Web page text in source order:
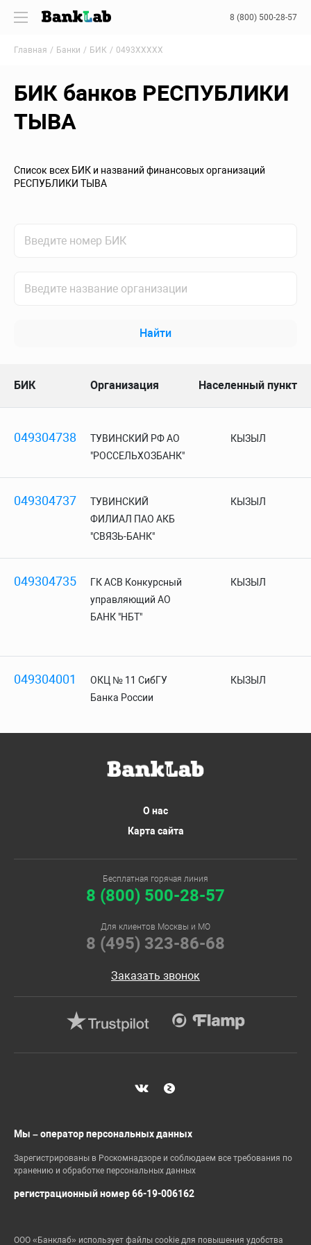
8 (800) 500-28-57
Главная Банки БИК 0493XXXXX
БИК банков РЕСПУБЛИКИ
ТЫВА
Список всех БИК и названий финансовых организаций
РЕСПУБЛИКИ ТЫВА
Найти
БИК Организация Населенный пункт
049304738
ТУВИНСКИЙ РФ АО
"РОССЕЛЬХОЗБАНК"
КЫЗЫЛ
049304737
ТУВИНСКИЙ
ФИЛИАЛ ПАО АКБ
"СВЯЗЬ-БАНК"
КЫЗЫЛ
049304735
ГК АСВ Конкурсный
управляющий АО
БАНК "НБТ"
КЫЗЫЛ
049304001
ОКЦ № 11 СибГУ
Банка России
КЫЗЫЛ
О нас
Карта сайта
Бесплатная горячая линия
8 (800) 500-28-57
Для клиентов Москвы и МО
8 (495) 323-86-68
Заказать звонок
Мы – оператор персональных данных
Зарегистрированы в Роскомнадзоре и соблюдаем все требования по
хранению и обработке персональных данных
регистрационный номер 66-19-006162
ООО «Банклаб» использует файлы cookie для повышения удобства